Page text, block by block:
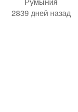
2839 дней назад